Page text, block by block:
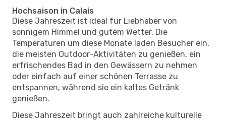
Hochsaison in Calais
Diese Jahreszeit ist ideal für Liebhaber von
sonnigem Himmel und gutem Wetter. Die
Temperaturen um diese Monate laden Besucher ein,
die meisten Outdoor-Aktivitäten zu genießen, ein
erfrischendes Bad in den Gewässern zu nehmen
oder einfach auf einer schönen Terrasse zu
entspannen, während sie ein kaltes Getränk
genießen.
Diese Jahreszeit bringt auch zahlreiche kulturelle